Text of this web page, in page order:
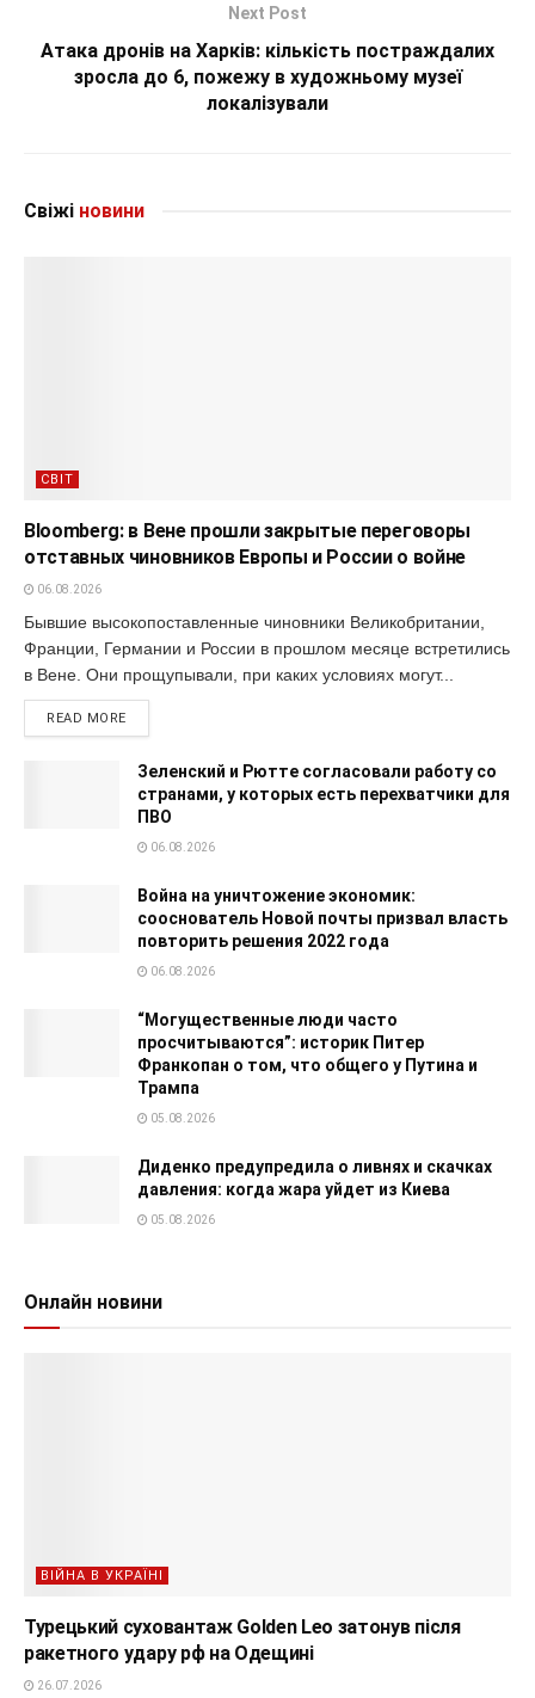
Next Post
Атака дронів на Харків: кількість постраждалих
зросла до 6, пожежу в художньому музеї
локалізували
Свіжі новини
СВІТ
Bloomberg: в Вене прошли закрытые переговоры
отставных чиновников Европы и России о войне
06.08.2026
Бывшие высокопоставленные чиновники Великобритании,
Франции, Германии и России в прошлом месяце встретились
в Вене. Они прощупывали, при каких условиях могут...
READ MORE
Зеленский и Рютте согласовали работу со
странами, у которых есть перехватчики для
ПВО
06.08.2026
Война на уничтожение экономик:
сооснователь Новой почты призвал власть
повторить решения 2022 года
06.08.2026
“Могущественные люди часто
просчитываются”: историк Питер
Франкопан о том, что общего у Путина и
Трампа
05.08.2026
Диденко предупредила о ливнях и скачках
давления: когда жара уйдет из Киева
05.08.2026
Онлайн новини
ВІЙНА В УКРАЇНІ
Турецький суховантаж Golden Leo затонув після
ракетного удару рф на Одещині
26.07.2026